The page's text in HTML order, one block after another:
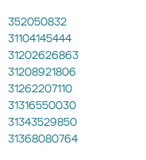
352050832
31104145444
31202626863
31208921806
31262207110
31316550030
31343529850
31368080764